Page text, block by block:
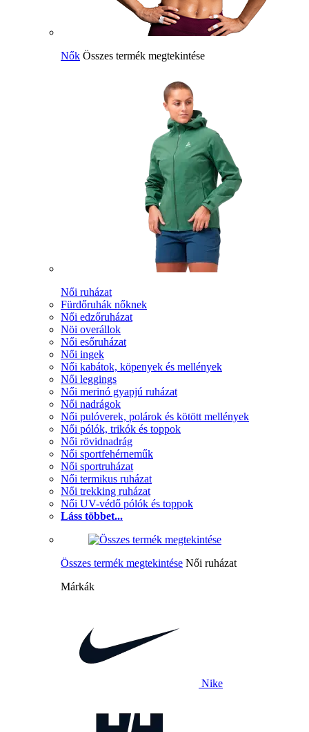
Nők Összes termék megtekintése
Női ruházat
Fürdőruhák nőknek
Női edzőruházat
Nöi overállok
Női esőruházat
Női ingek
Női kabátok, köpenyek és mellények
Női leggings
Női merinó gyapjú ruházat
Női nadrágok
Női pulóverek, polárok és kötött mellények
Női pólók, trikók és toppok
Női rövidnadrág
Női sportfehérneműk
Női sportruházat
Női termikus ruházat
Női trekking ruházat
Női UV-védő pólók és toppok
Láss többet...
Összes termék megtekintése Női ruházat
Márkák
Nike